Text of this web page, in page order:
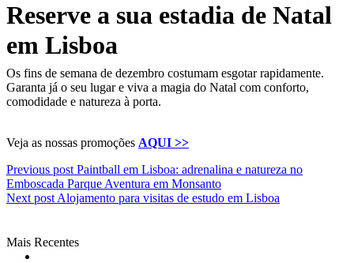
Reserve a sua estadia de Natal
em Lisboa
Os fins de semana de dezembro costumam esgotar rapidamente.
Garanta já o seu lugar e viva a magia do Natal com conforto,
comodidade e natureza à porta.
Veja as nossas promoções AQUI >>
Post
navigation
Previous post Paintball em Lisboa: adrenalina e natureza no
Emboscada Parque Aventura em Monsanto
Next post Alojamento para visitas de estudo em Lisboa
Mais Recentes